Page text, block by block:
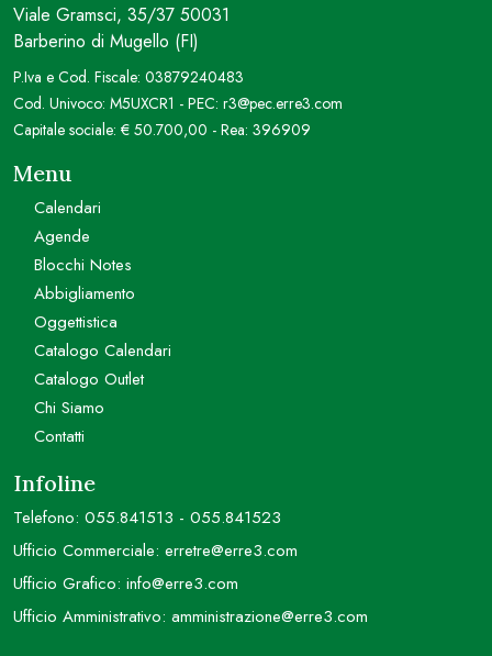
Viale Gramsci, 35/37 50031
Barberino di Mugello (FI)
P.Iva e Cod. Fiscale: 03879240483
Cod. Univoco: M5UXCR1 - PEC: r3@pec.erre3.com
Capitale sociale: € 50.700,00 - Rea: 396909
Menu
Calendari
Agende
Blocchi Notes
Abbigliamento
Oggettistica
Catalogo Calendari
Catalogo Outlet
Chi Siamo
Contatti
Infoline
Telefono: 055.841513 - 055.841523
Ufficio Commerciale: erretre@erre3.com
Ufficio Grafico: info@erre3.com
Ufficio Amministrativo: amministrazione@erre3.com